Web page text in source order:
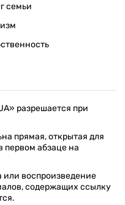
семьи
разрешается при
прямая, открытая для
первом абзаце на
или воспроизведение
содержащих ссылку